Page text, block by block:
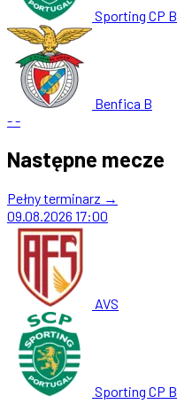
Sporting CP B
Benfica B
--
Następne mecze
Pełny terminarz →
09.08.2026 17:00
AVS
Sporting CP B